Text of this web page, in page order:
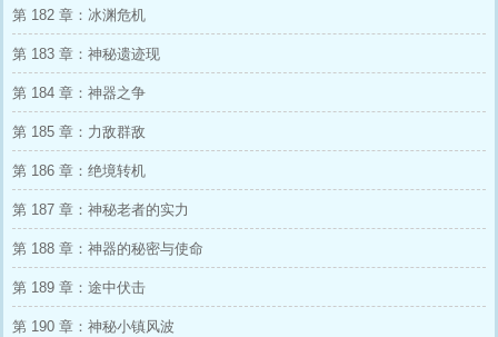
第 182 章：冰渊危机
第 183 章：神秘遗迹现
第 184 章：神器之争
第 185 章：力敌群敌
第 186 章：绝境转机
第 187 章：神秘老者的实力
第 188 章：神器的秘密与使命
第 189 章：途中伏击
第 190 章：神秘小镇风波